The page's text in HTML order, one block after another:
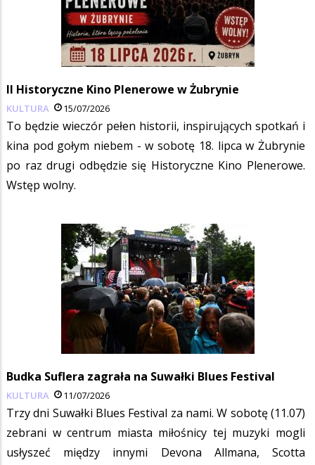
II Historyczne Kino Plenerowe w Żubrynie
KULTURA 15/07/2026
To będzie wieczór pełen historii, inspirujących spotkań i
kina pod gołym niebem - w sobotę 18. lipca w Żubrynie
po raz drugi odbędzie się Historyczne Kino Plenerowe.
Wstęp wolny.
Budka Suflera zagrała na Suwałki Blues Festival
KULTURA 11/07/2026
Trzy dni Suwałki Blues Festival za nami. W sobotę (11.07)
zebrani w centrum miasta miłośnicy tej muzyki mogli
usłyszeć między innymi Devona Allmana, Scotta